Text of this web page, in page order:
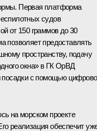
Первая платформа
судов
от 150 граммов до 30
позволяет предоставлять
пространству, подачу
окна» в ГК ОрВД
посадки с помощью
на морском проекте
реализация обеспечит